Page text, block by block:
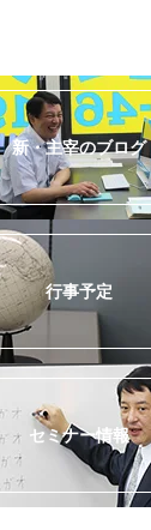
新・主宰のブログ
行事予定
セミナー情報